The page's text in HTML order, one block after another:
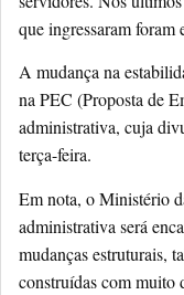
que ingressaram foram
A mudança na
na PEC (Proposta de
administrativa, cuja
terça-feira.
Em nota, o Ministério
administrativa será
mudanças estruturais,
construídas com muito